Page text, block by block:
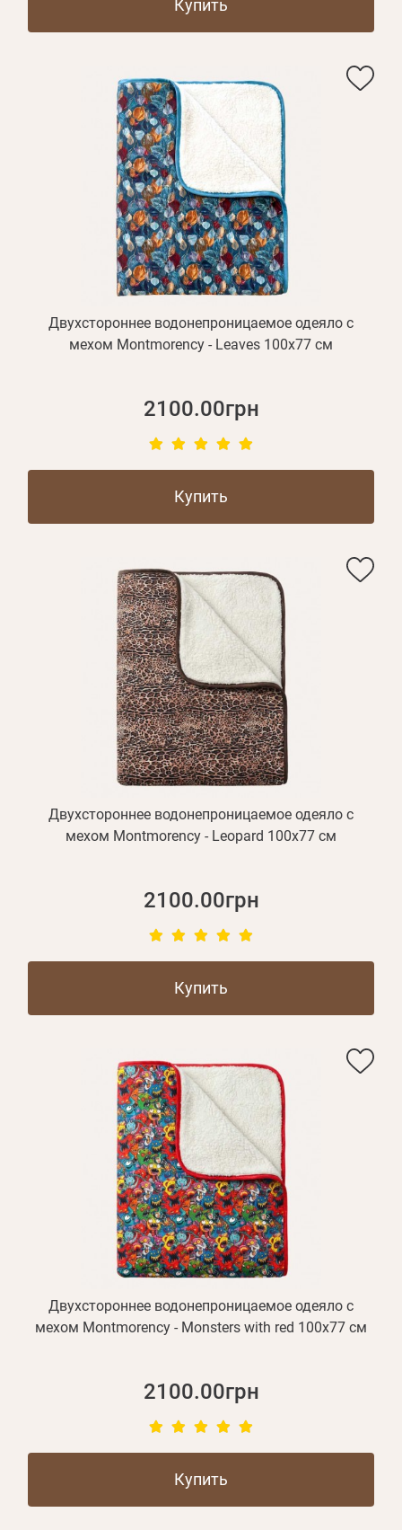
Купить
Двухстороннее водонепроницаемое одеяло с
мехом Montmorency - Leaves 100х77 см
2100.00грн
Купить
Двухстороннее водонепроницаемое одеяло с
мехом Montmorency - Leopard 100х77 см
2100.00грн
Купить
Двухстороннее водонепроницаемое одеяло с
мехом Montmorency - Monsters with red 100х77 см
2100.00грн
Купить